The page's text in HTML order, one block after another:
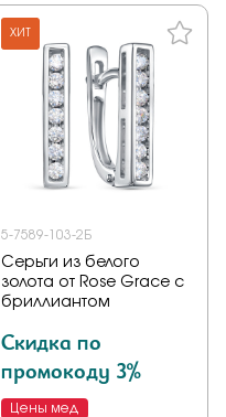
ХИТ
5-7589-103-2Б
Серьги из белого
золота от Rose Grace с
бриллиантом
Скидка по
промокоду 3%
Цены мед